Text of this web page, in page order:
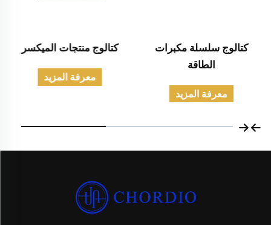
كتالوج سلسلة مكبرات
الطاقة
معرفة المزيد
كتالوج منتجات الميكسر
معرفة المزيد